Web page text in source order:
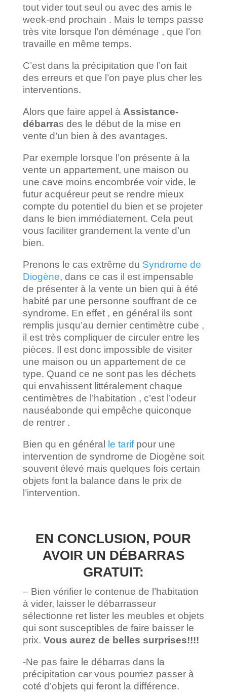
tout vider tout seul ou avec des amis le
week-end prochain . Mais le temps passe
très vite lorsque l’on déménage , que l’on
travaille en même temps.
C’est dans la précipitation que l’on fait
des erreurs et que l’on paye plus cher les
interventions.
Alors que faire appel à Assistance-
débarras des le début de la mise en
vente d’un bien à des avantages.
Par exemple lorsque l’on présente à la
vente un appartement, une maison ou
une cave moins encombrée voir vide, le
futur acquéreur peut se rendre mieux
compte du potentiel du bien et se projeter
dans le bien immédiatement. Cela peut
vous faciliter grandement la vente d’un
bien.
Prenons le cas extrême du Syndrome de
Diogène, dans ce cas il est impensable
de présenter à la vente un bien qui à été
habité par une personne souffrant de ce
syndrome. En effet , en général ils sont
remplis jusqu’au dernier centimètre cube ,
il est très compliquer de circuler entre les
pièces. Il est donc impossible de visiter
une maison ou un appartement de ce
type. Quand ce ne sont pas les déchets
qui envahissent littéralement chaque
centimètres de l’habitation , c’est l’odeur
nauséabonde qui empêche quiconque
de rentrer .
Bien qu en général le tarifpour une
intervention de syndrome de Diogène soit
souvent élevé mais quelques fois certain
objets font la balance dans le prix de
l’intervention.
EN CONCLUSION, POUR
AVOIR UN DÉBARRAS
GRATUIT:
– Bien vérifier le contenue de l’habitation
à vider, laisser le débarrasseur
sélectionne ret lister les meubles et objets
qui sont susceptibles de faire baisser le
prix. Vous aurez de belles surprises!!!!
-Ne pas faire le débarras dans la
précipitation car vous pourriez passer à
coté d’objets qui feront la différence.